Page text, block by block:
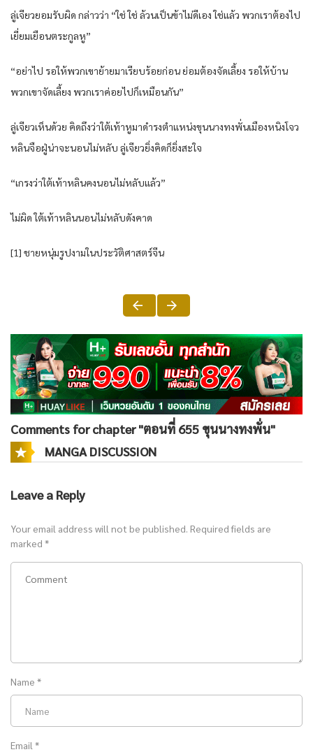
ลู่เจียวยอมรับผิด กล่าวว่า “ใช่ ใช่ ล้วนเป็นข้าไม่ดีเอง ใช่แล้ว พวกเราต้องไป
เยี่ยมเยือนตระกูลหู”
“อย่าไป รอให้พวกเขาย้ายมาเรียบร้อยก่อน ย่อมต้องจัดเลี้ยง รอให้บ้าน
พวกเขาจัดเลี้ยง พวกเราค่อยไปก็เหมือนกัน”
ลู่เจียวเห็นด้วย คิดถึงว่าใต้เท้าหูมาดำรงตำแหน่งขุนนางทงพั่นเมืองหนิงโจว
หลินจือฝู่น่าจะนอนไม่หลับ ลู่เจียวยิ่งคิดก็ยิ่งสะใจ
“เกรงว่าใต้เท้าหลินคงนอนไม่หลับแล้ว”
ไม่ผิด ใต้เท้าหลินนอนไม่หลับดังคาด
[1] ชายหนุ่มรูปงามในประวัติศาสตร์จีน
Comments for chapter "ตอนที่ 655 ขุนนางทงพั่น"
MANGA DISCUSSION
Leave a Reply
Your email address will not be published. Required fields are
marked *
Name *
Email *